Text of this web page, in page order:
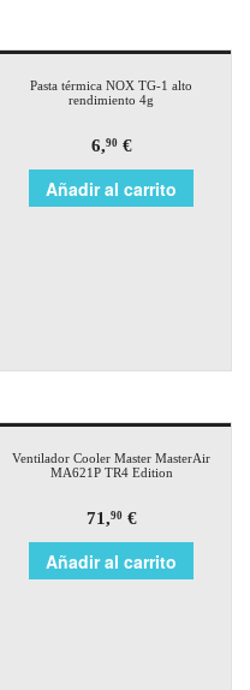
Pasta térmica NOX TG-1 alto
rendimiento 4g
6,90€
Añadir al carrito
Ventilador Cooler Master MasterAir
MA621P TR4 Edition
71,90€
Añadir al carrito